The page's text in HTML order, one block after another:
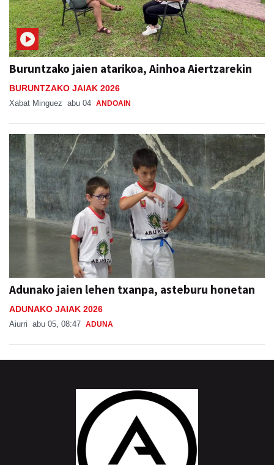
Buruntzako jaien atarikoa, Ainhoa Aiertzarekin
BURUNTZAKO JAIAK 2026
Xabat Minguez abu 04 ANDOAIN
Adunako jaien lehen txanpa, asteburu honetan
ADUNAKO JAIAK 2026
Aiurri abu 05, 08:47 ADUNA